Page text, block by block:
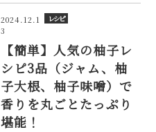
2024.12.1
3
レシピ
【簡単】人気の柚子レ
シピ3品（ジャム、柚
子大根、柚子味噌）で
香りを丸ごとたっぷり
堪能！